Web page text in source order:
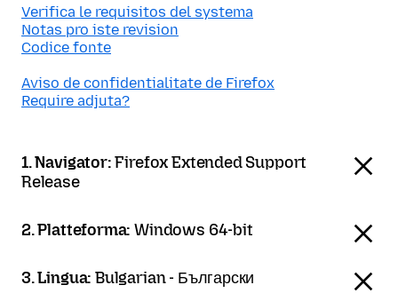
Verifica le requisitos del systema
Notas pro iste revision
Codice fonte
Aviso de confidentialitate de Firefox
Require adjuta?
1. Navigator:Firefox Extended Support
Release
2. Platteforma:Windows 64-bit
3. Lingua:Bulgarian - Български